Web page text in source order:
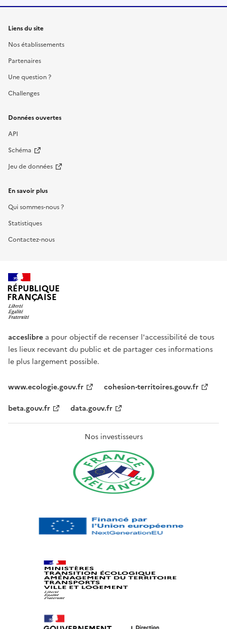
Liens du site
Nos établissements
Partenaires
Une question ?
Challenges
Données ouvertes
API
Schéma
Jeu de données
En savoir plus
Qui sommes-nous ?
Statistiques
Contactez-nous
RÉPUBLIQUE
FRANÇAISE
acceslibre a pour objectif de recenser l'accessibilité de tous
les lieux recevant du public et de partager ces informations
le plus largement possible.
www.ecologie.gouv.fr
cohesion-territoires.gouv.fr
beta.gouv.fr
data.gouv.fr
Nos investisseurs